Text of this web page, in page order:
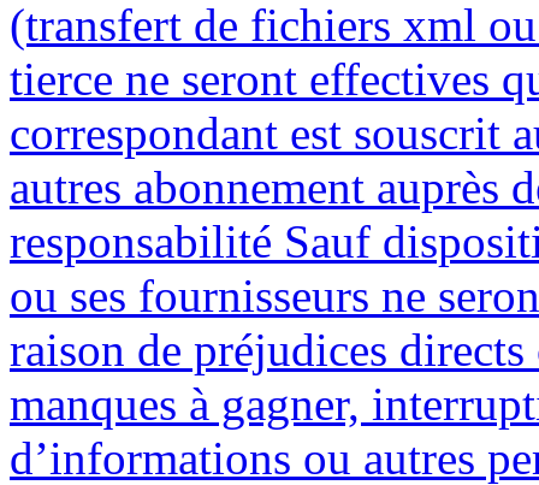
(transfert de fichiers xml
tierce ne seront effectives
correspondant est souscrit
autres abonnement
responsabilité Sauf
ou ses fournisseurs ne
raison de préjudices
manques à gagner,
d’informations ou autres